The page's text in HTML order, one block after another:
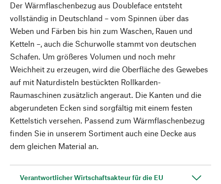
Der Wärmflaschenbezug aus Doubleface entsteht
vollständig in Deutschland – vom Spinnen über das
Weben und Färben bis hin zum Waschen, Rauen und
Ketteln –, auch die Schurwolle stammt von deutschen
Schafen. Um größeres Volumen und noch mehr
Weichheit zu erzeugen, wird die Oberfläche des Gewebes
auf mit Naturdisteln bestückten Rollkarden-
Raumaschinen zusätzlich angeraut. Die Kanten und die
abgerundeten Ecken sind sorgfältig mit einem festen
Kettelstich versehen. Passend zum Wärmflaschenbezug
finden Sie in unserem Sortiment auch eine Decke aus
dem gleichen Material an.
Verantwortlicher Wirtschaftsakteur für die EU